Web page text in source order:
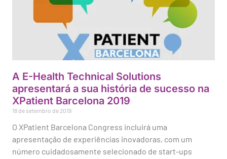
A E-Health Technical Solutions
apresentará a sua história de sucesso na
XPatient Barcelona 2019
18 de setembro de 2019
O XPatient Barcelona Congress incluirá uma
apresentação de experiências inovadoras, com um
número cuidadosamente selecionado de start-ups